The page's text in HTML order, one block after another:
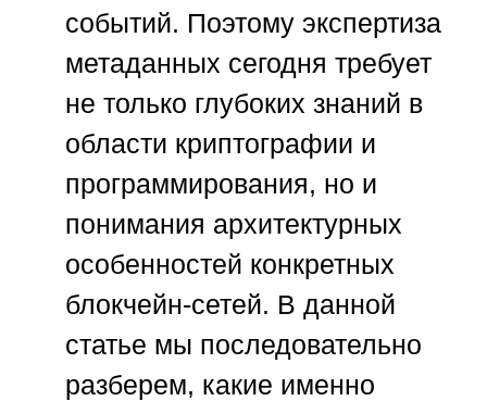
событий. Поэтому экспертиза
метаданных сегодня требует
не только глубоких знаний в
области криптографии и
программирования, но и
понимания архитектурных
особенностей конкретных
блокчейн-сетей. В данной
статье мы последовательно
разберем, какие именно